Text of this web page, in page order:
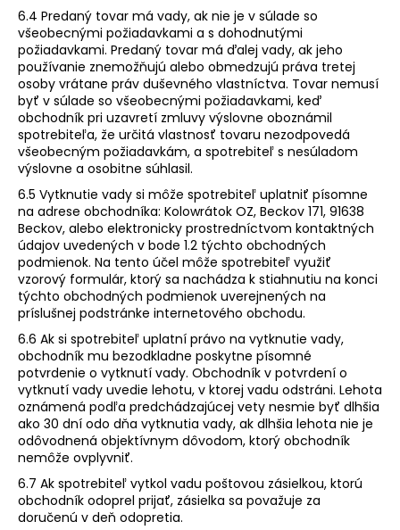
6.4 Predaný tovar má vady, ak nie je v súlade so
všeobecnými požiadavkami a s dohodnutými
požiadavkami. Predaný tovar má ďalej vady, ak jeho
používanie znemožňujú alebo obmedzujú práva tretej
osoby vrátane práv duševného vlastníctva. Tovar nemusí
byť v súlade so všeobecnými požiadavkami, keď
obchodník pri uzavretí zmluvy výslovne oboznámil
spotrebiteľa, že určitá vlastnosť tovaru nezodpovedá
všeobecným požiadavkám, a spotrebiteľ s nesúladom
výslovne a osobitne súhlasil.
6.5 Vytknutie vady si môže spotrebiteľ uplatniť písomne
na adrese obchodníka: Kolowrátok OZ, Beckov 171, 91638
Beckov, alebo elektronicky prostredníctvom kontaktných
údajov uvedených v bode 1.2 týchto obchodných
podmienok. Na tento účel môže spotrebiteľ využiť
vzorový formulár, ktorý sa nachádza k stiahnutiu na konci
týchto obchodných podmienok uverejnených na
príslušnej podstránke internetového obchodu.
6.6 Ak si spotrebiteľ uplatní právo na vytknutie vady,
obchodník mu bezodkladne poskytne písomné
potvrdenie o vytknutí vady. Obchodník v potvrdení o
vytknutí vady uvedie lehotu, v ktorej vadu odstráni. Lehota
oznámená podľa predchádzajúcej vety nesmie byť dlhšia
ako 30 dní odo dňa vytknutia vady, ak dlhšia lehota nie je
odôvodnená objektívnym dôvodom, ktorý obchodník
nemôže ovplyvniť.
6.7 Ak spotrebiteľ vytkol vadu poštovou zásielkou, ktorú
obchodník odoprel prijať, zásielka sa považuje za
doručenú v deň odopretia.